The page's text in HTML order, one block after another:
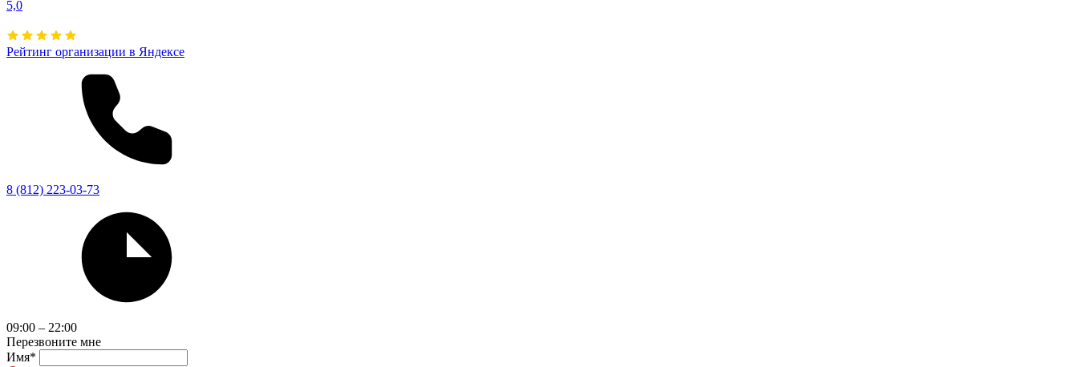
5,0
Рейтинг организации в Яндексе
8 (812) 223-03-73
09:00 – 22:00
Перезвоните мне
Имя*